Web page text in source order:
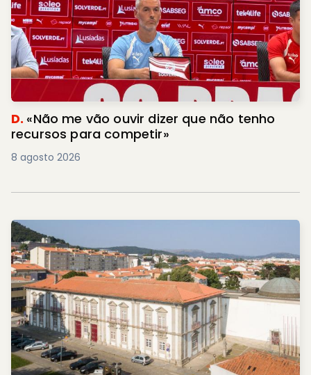
D. «Não me vão ouvir dizer que não tenho
recursos para competir»
8 agosto 2026